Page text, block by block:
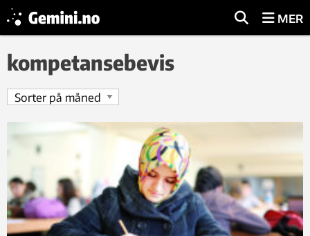
MER
kompetansebevis